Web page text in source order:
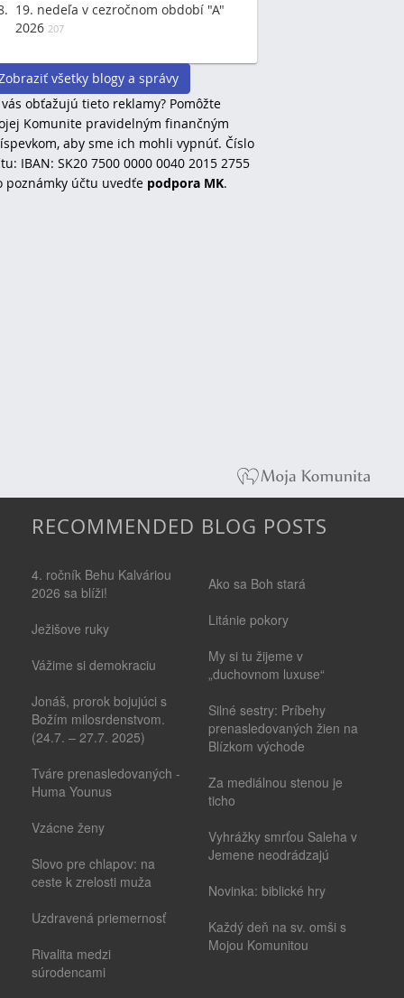
19. nedeľa v cezročnom období "A"
2026 207
všetky blogy a správy
obťažujú tieto reklamy? Pomôžte
Komunite pravidelným finančným
aby sme ich mohli vypnúť. Číslo
IBAN: SK20 7500 0000 0040 2015 2755
poznámky účtu uvedťe podpora MK.
RECOMMENDED BLOG POSTS
4. ročník Behu Kalváriou
2026 sa blíži!
Ježišove ruky
Vážime si demokraciu
Jonáš, prorok bojujúci s
Božím milosrdenstvom.
(24.7. – 27.7. 2025)
Tváre prenasledovaných -
Huma Younus
Vzácne ženy
Slovo pre chlapov: na
ceste k zrelosti muža
Uzdravená priemernosť
Rivalita medzi
súrodencami
Ako sa Boh stará
Litánie pokory
My si tu žijeme v
„duchovnom luxuse“
Silné sestry: Príbehy
prenasledovaných žien na
Blízkom východe
Za mediálnou stenou je
ticho
Vyhrážky smrťou Saleha v
Jemene neodrádzajú
Novinka: biblické hry
Každý deň na sv. omši s
Mojou Komunitou